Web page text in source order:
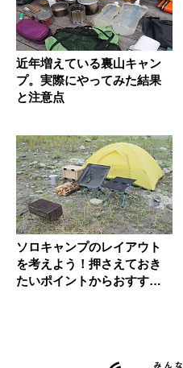
近年増えている裏山キャン
プ。実際にやってみた結果
と注意点
ソロキャンプのレイアウト
を考えよう！押さえておき
たいポイントからおすすめ